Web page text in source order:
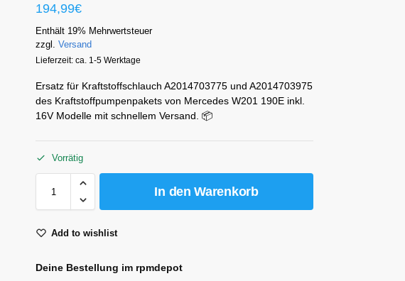
194,99€
Enthält 19% Mehrwertsteuer
zzgl.Versand
Lieferzeit: ca. 1-5 Werktage
Ersatz für Kraftstoffschlauch A2014703775 und A2014703975
des Kraftstoffpumpenpakets von Mercedes W201 190E inkl.
16V Modelle mit schnellem Versand. 📦
Vorrätig
In den Warenkorb
Add to wishlist
Deine Bestellung im rpmdepot